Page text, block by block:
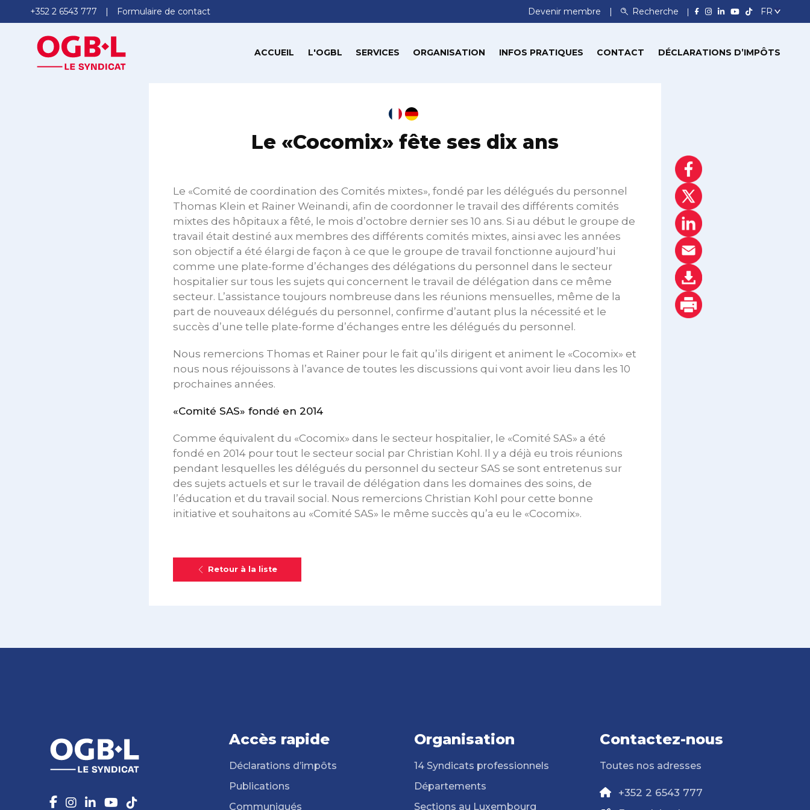
+352 2 6543 777 Formulaire de contact Devenir membre Recherche
ACCUEIL L'OGBL SERVICES ORGANISATION INFOS PRATIQUES CONTACT DÉCLARATIONS D’IMPÔTS
Le «Cocomix» fête ses dix ans
Le «Comité de coordination des Comités mixtes», fondé par les délégués du personnel
Thomas Klein et Rainer Weinandi, afin de coordonner le travail des différents comités
mixtes des hôpitaux a fêté, le mois d’octobre dernier ses 10 ans. Si au début le groupe de
travail était destiné aux membres des différents comités mixtes, ainsi avec les années
son objectif a été élargi de façon à ce que le groupe de travail fonctionne aujourd’hui
comme une plate-forme d’échanges des délégations du personnel dans le secteur
hospitalier sur tous les sujets qui concernent le travail de délégation dans ce même
secteur. L’assistance toujours nombreuse dans les réunions mensuelles, même de la
part de nouveaux délégués du personnel, confirme d’autant plus la nécessité et le
succès d’une telle plate-forme d’échanges entre les délégués du personnel.
Nous remercions Thomas et Rainer pour le fait qu’ils dirigent et animent le «Cocomix» et
nous nous réjouissons à l’avance de toutes les discussions qui vont avoir lieu dans les 10
prochaines années.
«Comité SAS» fondé en 2014
Comme équivalent du «Cocomix» dans le secteur hospitalier, le «Comité SAS» a été
fondé en 2014 pour tout le secteur social par Christian Kohl. Il y a déjà eu trois réunions
pendant lesquelles les délégués du personnel du secteur SAS se sont entretenus sur
des sujets actuels et sur le travail de délégation dans les domaines des soins, de
l’éducation et du travail social. Nous remercions Christian Kohl pour cette bonne
initiative et souhaitons au «Comité SAS» le même succès qu’a eu le «Cocomix».
Retour à la liste
Accès rapide
Déclarations d’impôts
Publications
Communiqués
Organisation
14 Syndicats professionnels
Départements
Sections au Luxembourg
Contactez-nous
Toutes nos adresses
+352 2 6543 777